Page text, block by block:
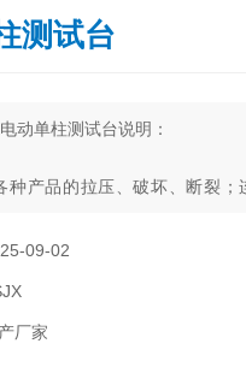
测试台
动单柱测试台说明：
种产品的拉压、破坏、断裂；
用电动机加荷，可调速，方便
配置不同的夹具。
09-02
厂家